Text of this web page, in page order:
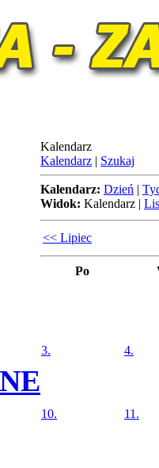
Kalendarz
Kalendarz | Szukaj
Kalendarz: Dzień |
Widok: Kalendarz |
<< Lipiec
Po
3. 4.
10. 11.